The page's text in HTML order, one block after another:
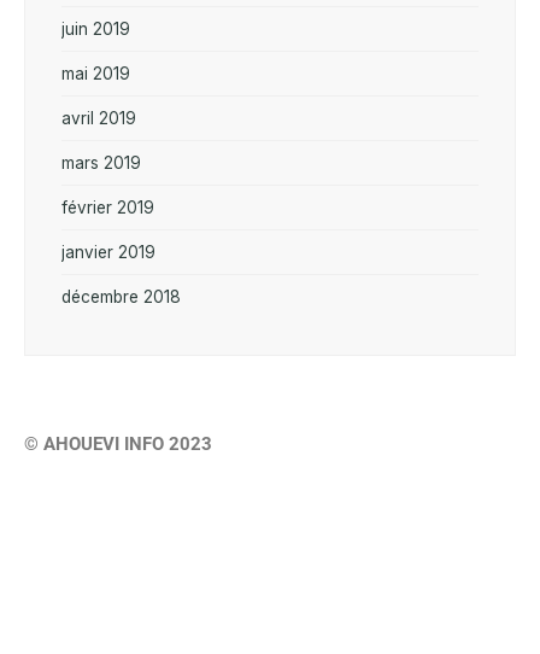
juin 2019
mai 2019
avril 2019
mars 2019
février 2019
janvier 2019
décembre 2018
© AHOUEVI INFO 2023